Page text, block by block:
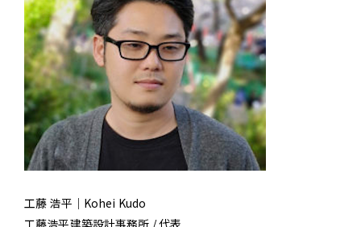
工藤 浩平｜Kohei Kudo